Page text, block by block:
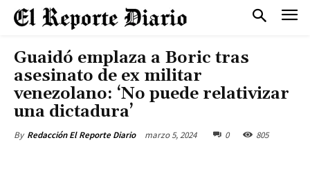
Guaidó emplaza a Boric tras
asesinato de ex militar
venezolano: ‘No puede relativizar
una dictadura’
By Redacción El Reporte Diario marzo 5, 2024 0 805